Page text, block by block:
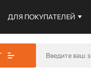
ДЛЯ ПОКУПАТЕЛЕЙ